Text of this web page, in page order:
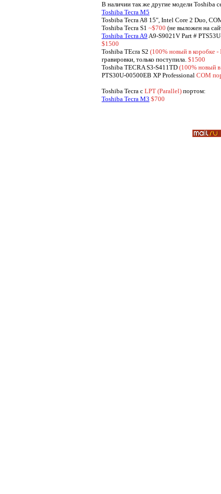
В наличии так же другие модели Toshiba
Toshiba Tecra M5
Tosbiba Tecra A8 15", Intel Core 2 Duo,
Toshiba Tecra S1 ~$700 (не выложен на
Toshiba Tecra A9 A9-S9021V Part #
$1500
Toshiba TEcra S2 (100% новый в коробке
гравировки, только поступила. $1500
Toshiba TECRA S3-S411TD (100% новый
PTS30U-00500EB XP Professional COM
Toshiba Tecra с LPT (Parallel) портом:
Toshiba Tecra M3 $700